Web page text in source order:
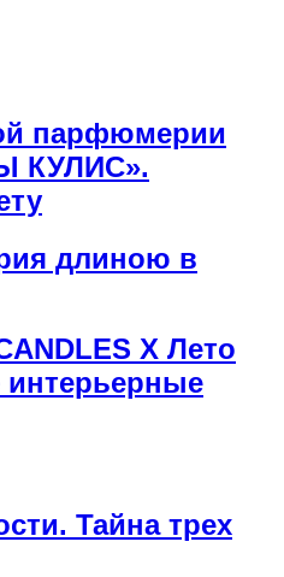
парфюмерии
КУЛИС».
длиною в
X Лето
Тайна трех